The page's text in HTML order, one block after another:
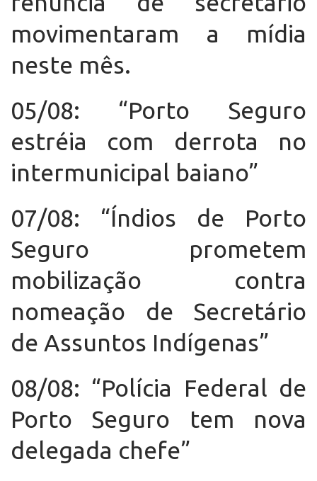
movimentaram a mídia
neste mês.
05/08: “Porto Seguro
estréia com derrota no
intermunicipal baiano”
07/08: “Índios de Porto
Seguro prometem
mobilização contra
nomeação de Secretário
de Assuntos Indígenas”
08/08: “Polícia Federal de
Porto Seguro tem nova
delegada chefe”